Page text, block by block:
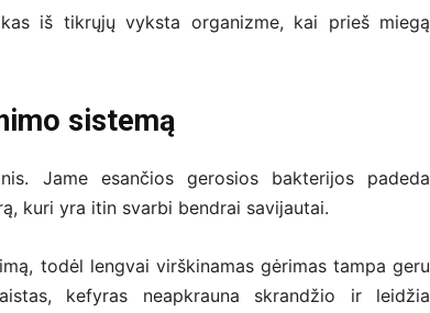
iš tikrųjų vyksta organizme, kai prieš miegą
sistemą
Jame esančios gerosios bakterijos padeda
kuri yra itin svarbi bendrai savijautai.
todėl lengvai virškinamas gėrimas tampa geru
kefyras neapkrauna skrandžio ir leidžia